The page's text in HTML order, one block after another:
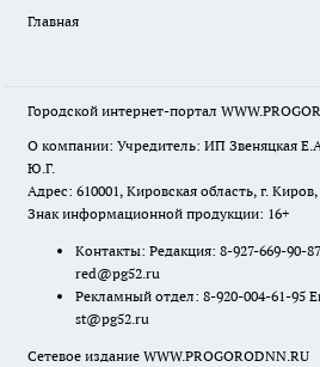
Главная
Городской интернет-портал
О компании: Учредитель: ИП Звеняцкая
Ю.Г.
Адрес: 610001, Кировская область, г.
Знак информационной продукции: 16+
Контакты: Редакция: 8-927-669-90-
red@pg52.ru
Рекламный отдел: 8-920-004-61-95
st@pg52.ru
Сетевое издание WWW.PROGORODNN.RU